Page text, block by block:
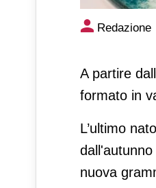
Il Redazione
A partire
formato in
L’ultimo
nuova